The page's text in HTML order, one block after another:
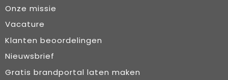
Onze missie
Vacature
Klanten beoordelingen
Nieuwsbrief
Gratis brandportal laten maken